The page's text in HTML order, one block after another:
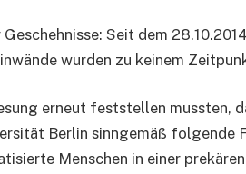
Seit dem
wurden zu keinem
erneut feststellen
Berlin sinngemäß
Menschen in einer